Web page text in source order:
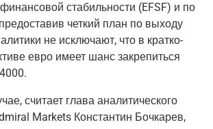
ста­биль­но­сти (EFSF) и по
чет­кий план по выхо­ду
не исклю­ча­ют, что в крат­ко­
евро име­ет шанс закре­пить­ся
счи­та­ет гла­ва ана­ли­ти­че­ско­го
Markets Кон­стан­тин Боч­ка­рев,